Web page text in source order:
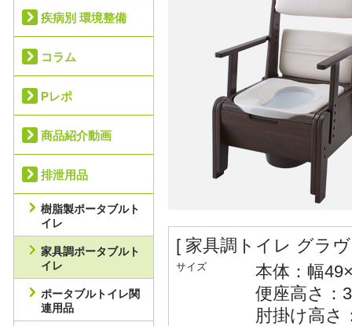
[ 家具調トイレ グラ
サイズ
本体：幅
便座高さ：
肘掛け高さ
疾病別 環境整備
コラム
Pレポ
商品紹介動画
排泄用品
樹脂製ポータブルト
イレ
家具調ポータブルト
イレ
ポータブルトイレ関
連用品